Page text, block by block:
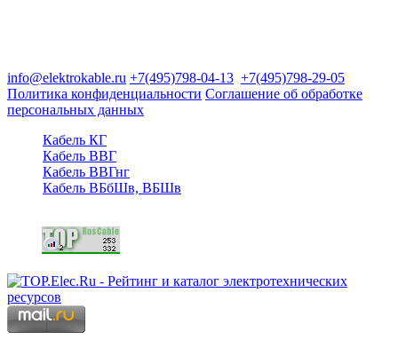
info@elektrokable.ru +7(495)798-04-13 +7(495)798-29-05
Политика конфиденциальности Соглашение об обработке
персональных данных
Кабель КГ
Кабель ВВГ
Кабель ВВГнг
Кабель ВБбШв, ВБШв